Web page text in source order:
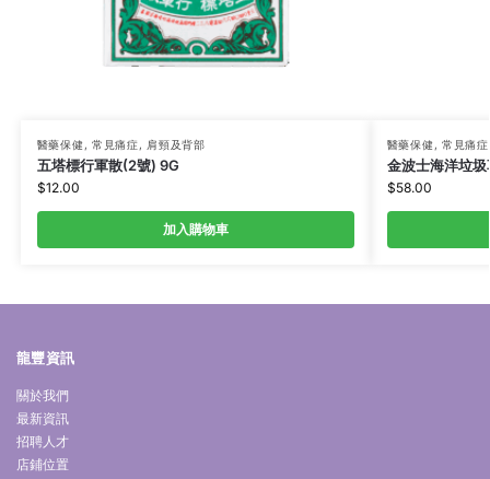
醫藥保健, 常見痛症, 肩頸及背部
五塔標行軍散(2號) 9G
$12.00
加入購物車
醫藥保健, 常見痛症
金波士海洋垃
$58.00
龍豐資訊
關於我們
最新資訊
招聘人才
店鋪位置